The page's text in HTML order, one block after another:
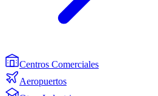
Centros Comerciales
Aeropuertos